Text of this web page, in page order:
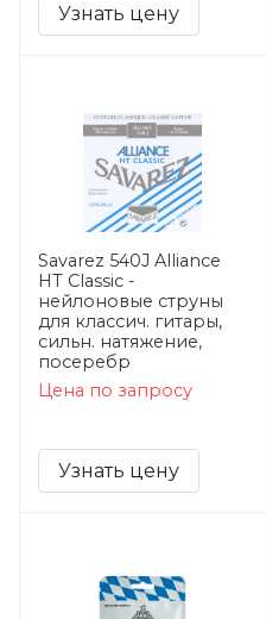
Узнать цену
Savarez 540J Alliance
HT Classic -
нейлоновые струны
для классич. гитары,
сильн. натяжение,
посеребр
Цена по запросу
Узнать цену